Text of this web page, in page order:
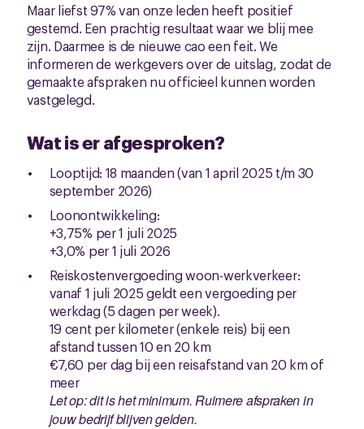
Maar liefst 97% van onze leden heeft positief
gestemd. Een prachtig resultaat waar we blij mee
zijn. Daarmee is de nieuwe cao een feit. We
informeren de werkgevers over de uitslag, zodat de
gemaakte afspraken nu officieel kunnen worden
vastgelegd.
Wat is er afgesproken?
Looptijd: 18 maanden (van 1 april 2025 t/m 30
september 2026)
Loonontwikkeling:
+3,75% per 1 juli 2025
+3,0% per 1 juli 2026
Reiskostenvergoeding woon-werkverkeer:
vanaf 1 juli 2025 geldt een vergoeding per
werkdag (5 dagen per week).
19 cent per kilometer (enkele reis) bij een
afstand tussen 10 en 20 km
€7,60 per dag bij een reisafstand van 20 km of
meer
Let op: dit is het minimum. Ruimere afspraken in
jouw bedrijf blijven gelden.